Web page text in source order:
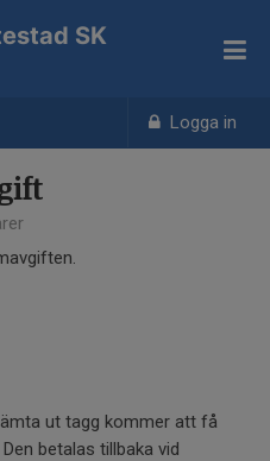
Logga in
SK
ut tagg kommer att få
betalas tillbaka vid